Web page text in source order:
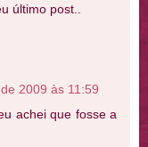
último post..
2009 às 11:59
achei que fosse a